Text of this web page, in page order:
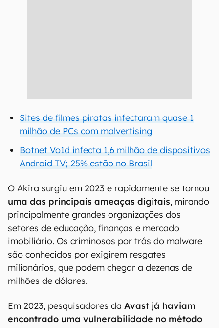
Sites de filmes piratas infectaram quase 1
milhão de PCs com malvertising
Botnet Vo1d infecta 1,6 milhão de dispositivos
Android TV; 25% estão no Brasil
O Akira surgiu em 2023 e rapidamente se tornou
uma das principais ameaças digitais, mirando
principalmente grandes organizações dos
setores de educação, finanças e mercado
imobiliário. Os criminosos por trás do malware
são conhecidos por exigirem resgates
milionários, que podem chegar a dezenas de
milhões de dólares.
Em 2023, pesquisadores da Avast já haviam
encontrado uma vulnerabilidade no método